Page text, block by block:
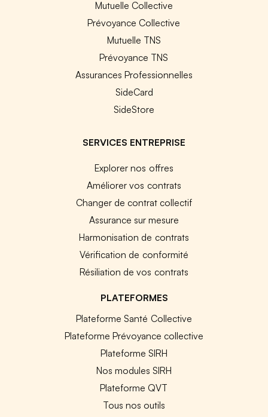
Mutuelle Collective
Prévoyance Collective
Mutuelle TNS
Prévoyance TNS
Assurances Professionnelles
SideCard
SideStore
SERVICES ENTREPRISE
Explorer nos offres
Améliorer vos contrats
Changer de contrat collectif
Assurance sur mesure
Harmonisation de contrats
Vérification de conformité
Résiliation de vos contrats
PLATEFORMES
Plateforme Santé Collective
Plateforme Prévoyance collective
Plateforme SIRH
Nos modules SIRH
Plateforme QVT
Tous nos outils